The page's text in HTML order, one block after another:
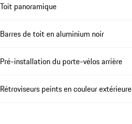
Toit panoramique
Barres de toit en aluminium noir
Pré-installation du porte-vélos arrière
Rétroviseurs peints en couleur extérieure